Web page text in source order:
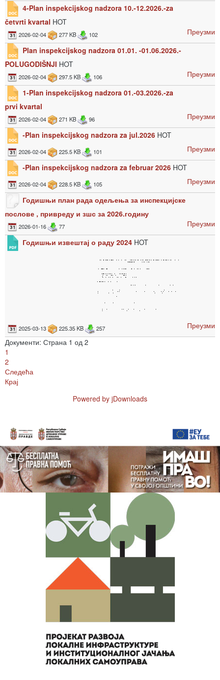
4-Plan inspekcijskog nadzora 10.-12.2026.-za
četvrti kvartal HOT
2026-02-04 277 KB 102
Преузми
Plan inspekcijskog nadzora 01.01. -01.06.2026.-
POLUGODIŠNJI HOT
2026-02-04 297.5 KB 106
Преузми
1-Plan inspekcijskog nadzora 01.-03.2026.-za
prvi kvartal
2026-02-04 271 KB 96
Преузми
-Plan inspekcijskog nadzora za jul.2026 HOT
2026-02-04 225.5 KB 101
Преузми
-Plan inspekcijskog nadzora za februar 2026 HOT
2026-02-04 228.5 KB 105
Преузми
Годишњи план рада одељења за инспекцијске
послове , привреду и зшс за 2026.годину
2026-01-16 77
Преузми
Годишњи извештај о раду 2024 HOT
2025-03-13 225.35 KB 257
Преузми
Документи: Страна 1 од 2
1
2
Следећа
Крај
Powered by jDownloads